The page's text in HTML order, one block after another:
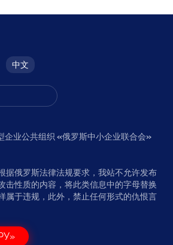
中文
企业公共组织 «俄罗斯中小企业联合会»
据俄罗斯法律法规要求，我站不允许发布
击性质的内容，将此类信息中的字母替换
属于违规，此外，禁止任何形式的仇恨言